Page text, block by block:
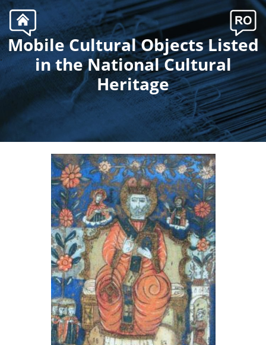
.
Mobile Cultural Objects Listed
in the National Cultural
Heritage